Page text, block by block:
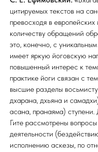
цитируемых текстов на
превосходя в
количеству обращений
это, конечно, с
имеет яркую йоговскую
повышенный интерес к
практике йоги связан с
высшие разделы
дхарана, дхьяна и
асана, пранаяма)
Гите рассмотрены
деятельности
исполнению аскезы, по